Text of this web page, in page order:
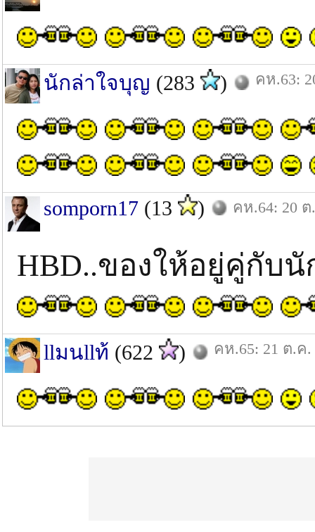
นักล่าใจบุญ (283 ) คห.63:
somporn17 (13 ) คห.64: 20
HBD..ของให้อยู่คู่กับ
llมนllท้ (622 ) คห.65: 21 ต.ค.